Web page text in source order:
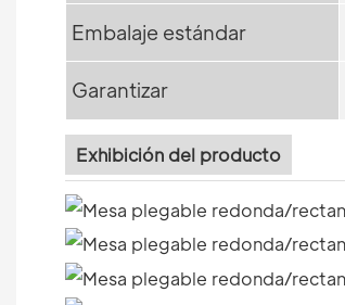
Embalaje estándar
Garantizar
Exhibición del producto